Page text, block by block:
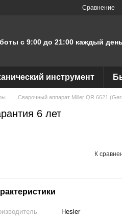
Сравнение
с 9:00 до 21:00 каждый день
инструмент
Сварочный аппарат Miller QR 6621
6 лет
К
Hesler